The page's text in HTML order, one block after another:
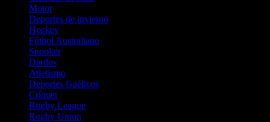
Motor
Deportes de invierno
Hockey
Fútbol Australiano
Snooker
Dardos
Atletismo
Deportes Gaélicos
Críquet
Rugby League
Rugby Union